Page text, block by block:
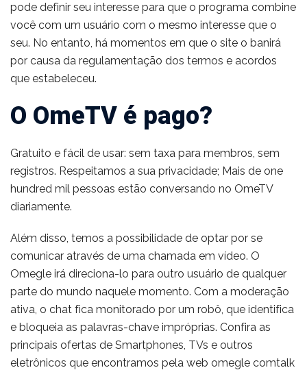
pode definir seu interesse para que o programa combine
você com um usuário com o mesmo interesse que o
seu. No entanto, há momentos em que o site o banirá
por causa da regulamentação dos termos e acordos
que estabeleceu.
O OmeTV é pago?
Gratuito e fácil de usar: sem taxa para membros, sem
registros. Respeitamos a sua privacidade; Mais de one
hundred mil pessoas estão conversando no OmeTV
diariamente.
Além disso, temos a possibilidade de optar por se
comunicar através de uma chamada em vídeo. O
Omegle irá direciona-lo para outro usuário de qualquer
parte do mundo naquele momento. Com a moderação
ativa, o chat fica monitorado por um robô, que identifica
e bloqueia as palavras-chave impróprias. Confira as
principais ofertas de Smartphones, TVs e outros
eletrônicos que encontramos pela web omegle comtalk